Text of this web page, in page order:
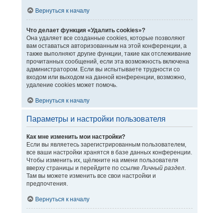
Вернуться к началу
Что делает функция «Удалить cookies»?
Она удаляет все созданные cookies, которые позволяют
вам оставаться авторизованным на этой конференции, а
также выполняют другие функции, такие как отслеживание
прочитанных сообщений, если эта возможность включена
администратором. Если вы испытываете трудности со
входом или выходом на данной конференции, возможно,
удаление cookies может помочь.
Вернуться к началу
Параметры и настройки пользователя
Как мне изменить мои настройки?
Если вы являетесь зарегистрированным пользователем,
все ваши настройки хранятся в базе данных конференции.
Чтобы изменить их, щёлкните на имени пользователя
вверху страницы и перейдите по ссылкеЛичный раздел.
Там вы можете изменить все свои настройки и
предпочтения.
Вернуться к началу